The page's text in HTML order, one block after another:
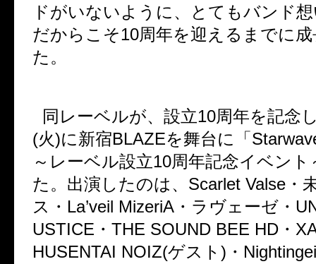
ドがいないように、とてもバンド
だからこそ10周年を迎えるまでに
た。
同レーベルが、設立10周年を記念
(火)に新宿BLAZEを舞台に「
～レーベル設立10周年記念イベン
た。出演したのは、 Scarlet Valse ・
ス・ La’veil MizeriA ・ラヴェーゼ・
USTICE ・ THE SOUND BEE HD ・
HUSENTAI NOIZ(ゲスト ) ・